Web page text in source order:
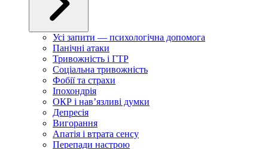
Усі запити — психологічна допомога
Панічні атаки
Тривожність і ГТР
Соціальна тривожність
Фобії та страхи
Іпохондрія
ОКР і навʼязливі думки
Депресія
Вигорання
Апатія і втрата сенсу
Перепади настрою